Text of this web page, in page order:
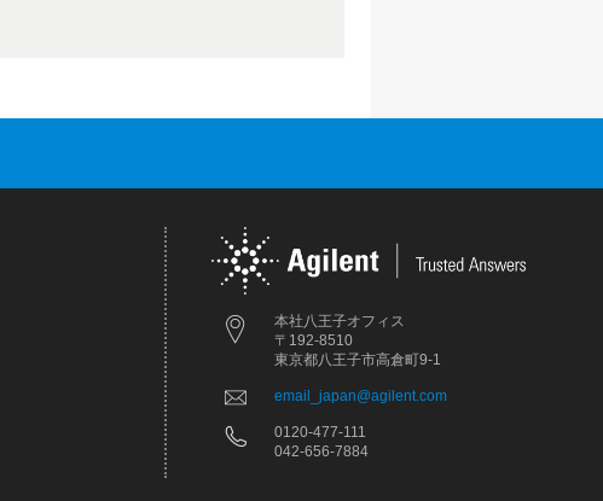
本社八王子オフィス
〒192-8510
東京都八王子市高倉町9-1
email_japan@agilent.com
0120-477-111
042-656-7884